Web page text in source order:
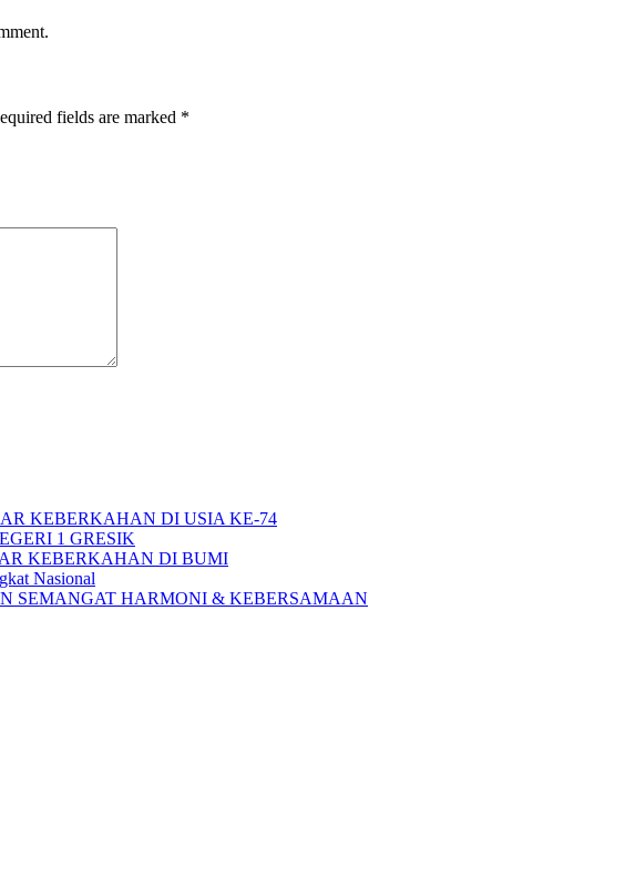
fields are marked *
KEBERKAHAN DI USIA KE-74
1 GRESIK
KEBERKAHAN DI BUMI
Nasional
SEMANGAT HARMONI & KEBERSAMAAN